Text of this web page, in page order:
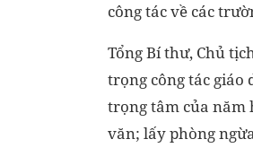
công tác về các
Tổng Bí thư, Chủ
trọng công tác giáo
trọng tâm của năm
văn; lấy phòng